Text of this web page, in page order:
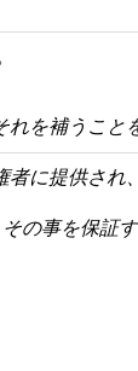
れを補うこ
に提供さ
の事を保証